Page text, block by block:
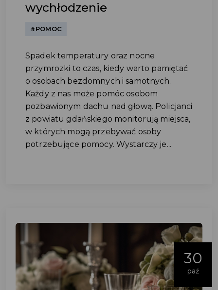
wychłodzenie
#POMOC
Spadek temperatury oraz nocne
przymrozki to czas, kiedy warto pamiętać
o osobach bezdomnych i samotnych.
Każdy z nas może pomóc osobom
pozbawionym dachu nad głową. Policjanci
z powiatu gdańskiego monitorują miejsca,
w których mogą przebywać osoby
potrzebujące pomocy. Wystarczy je...
30
paź